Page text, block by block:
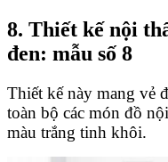
8. Thiết kế nội
đen: mẫu số 8
Thiết kế này mang vẻ
toàn bộ các món đồ
màu trắng tinh khôi.